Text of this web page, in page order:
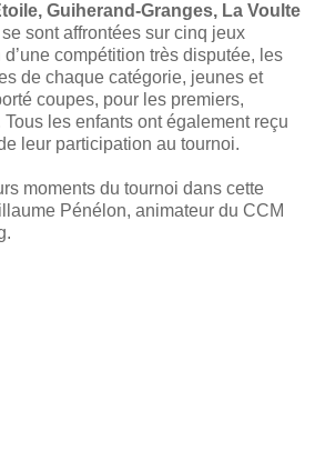
Guiherand-Granges, La Voulte
se sont affrontées sur cinq jeux
compétition très disputée, les
de chaque catégorie, jeunes et
coupes, pour les premiers,
les enfants ont également reçu
leur participation au tournoi.
moments du tournoi dans cette
Pénélon, animateur du CCM